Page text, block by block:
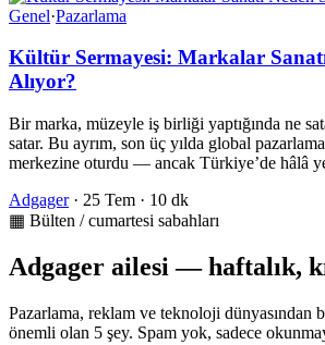
Genel·Pazarlama
Kültür Sermayesi: Markalar
Alıyor?
Bir marka, müzeyle iş birliği yaptığında ne
satar. Bu ayrım, son üç yılda global
merkezine oturdu — ancak Türkiye’de hâlâ
Adgager · 25 Tem · 10 dk
▦ Bülten / cumartesi sabahları
Adgager ailesi — haftalık,
Pazarlama, reklam ve teknoloji dünyasından
önemli olan 5 şey. Spam yok, sadece